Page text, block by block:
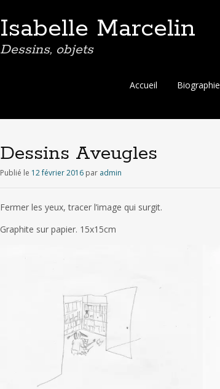
Isabelle Marcelin
Dessins, objets
Aller
Accueil Biographie
Dessins Aveugles
Publié le 12 février 2016 par admin
Fermer les yeux, tracer l’image qui surgit.
Graphite sur papier. 15x15cm